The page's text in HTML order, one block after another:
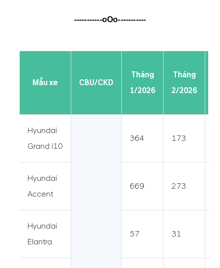
-----------oOo-----------
Mẫu xe CBU/CKD
Tháng
1/2026
Tháng
2/2026
Hyundai
Grand i10
364 173
Hyundai
Accent
669 273
Hyundai
Elantra
57 31